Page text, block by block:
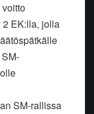
2 EK:lla, jolla
SM-rallissa